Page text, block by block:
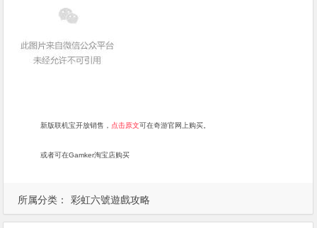
所属分类： 彩虹六號遊戲攻略
新版联机宝开放销售， 点击原文可在奇游官网上购买。
或者可在Gamker淘宝店购买